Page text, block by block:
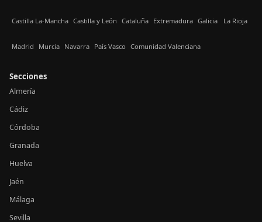
Castilla La-Mancha Castilla y León Cataluña Extremadura Galicia La Rioja
Madrid Murcia Navarra País Vasco Comunidad Valenciana
Secciones
Almería
Cádiz
Córdoba
Granada
Huelva
Jaén
Málaga
Sevilla